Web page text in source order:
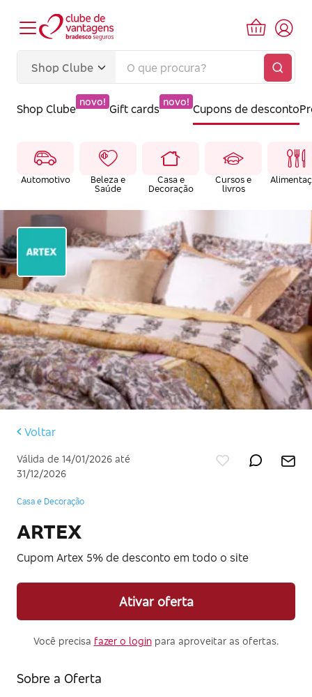
Shop Clube
novo!
Gift cards
novo!
Cupons de desconto
Automotivo
Beleza e
Saúde
Casa e
Decoração
Cursos e
livros
Voltar
Válida de 14/01/2026 até
31/12/2026
Casa e Decoração
ARTEX
Cupom Artex 5% de desconto em todo o site
Ativar oferta
Você precisa fazer o loginpara aproveitar as ofertas.
Sobre a Oferta